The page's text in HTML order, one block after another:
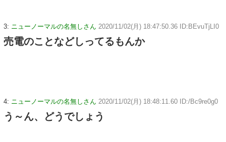
3: ニューノーマルの名無しさん 2020/11/02(月) 18:47:50.36 ID:BEvuTjLI0
売電のことなどしってるもんか
4: ニューノーマルの名無しさん 2020/11/02(月) 18:48:11.60 ID:/Bc9re0g0
う～ん、どうでしょう